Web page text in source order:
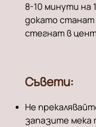
8-10 минути на
докато станат
стегнат в
Съвети:
Не
запазите мека